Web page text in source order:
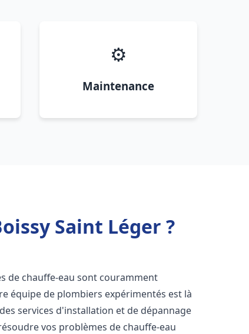
⚙️
Maintenance
Saint Léger ?
de chauffe-eau sont couramment
équipe de plombiers expérimentés est là
services d'installation et de dépannage
vos problèmes de chauffe-eau